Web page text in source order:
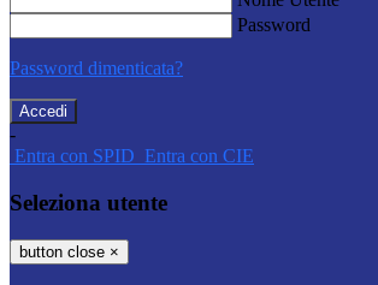
Password
Password dimenticata?
-
Entra con SPID Entra con CIE
Seleziona utente
button close ×